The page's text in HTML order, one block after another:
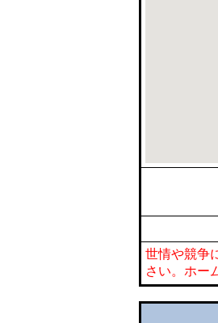
世情や競争
さい。ホー